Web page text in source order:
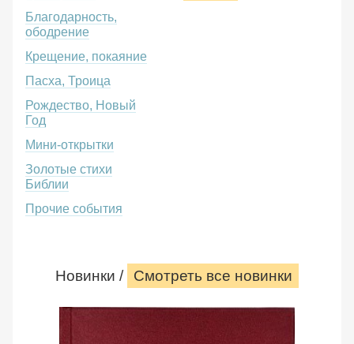
Благодарность,
ободрение
Крещение, покаяние
Пасха, Троица
Рождество, Новый
Год
Мини-открытки
Золотые стихи
Библии
Прочие события
Новинки / Смотреть все новинки